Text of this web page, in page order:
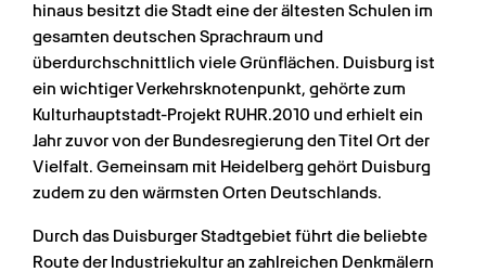
hinaus besitzt die Stadt eine der ältesten Schulen im
gesamten deutschen Sprachraum und
überdurchschnittlich viele Grünflächen. Duisburg ist
ein wichtiger Verkehrsknotenpunkt, gehörte zum
Kulturhauptstadt-Projekt RUHR.2010 und erhielt ein
Jahr zuvor von der Bundesregierung den Titel Ort der
Vielfalt. Gemeinsam mit Heidelberg gehört Duisburg
zudem zu den wärmsten Orten Deutschlands.
Durch das Duisburger Stadtgebiet führt die beliebte
Route der Industriekultur an zahlreichen Denkmälern